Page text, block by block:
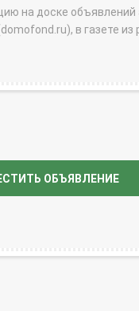
на доске объявлений
в газете из
ОБЪЯВЛЕНИЕ